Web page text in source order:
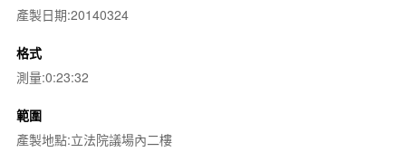
產製日期:20140324
格式
測量:0:23:32
範圍
產製地點:立法院議場內二樓